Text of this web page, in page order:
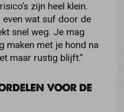
zijn heel klein.
even wat suf door de
snel weg. Je mag
maken met je hond na
maar rustig blijft.”
VOOR DE